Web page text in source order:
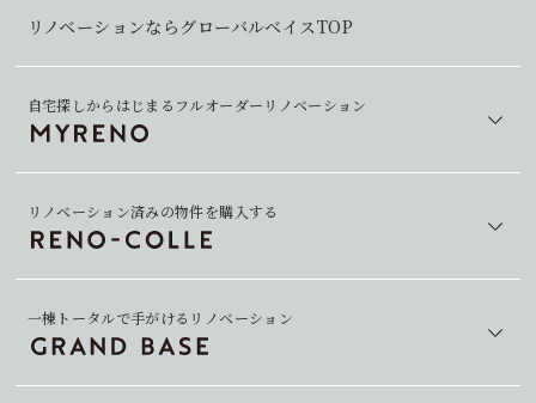
リノベーションならグローバルベイスTOP
自宅探しからはじまるフルオーダーリノベーション
リノベーション済みの物件を購入する
一棟トータルで手がけるリノベーション